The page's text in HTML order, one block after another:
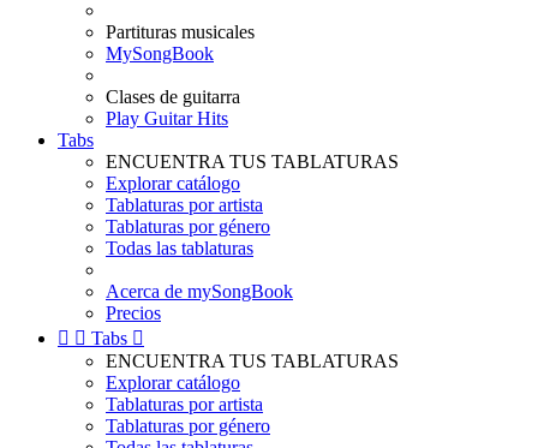
Partituras musicales
MySongBook
Clases de guitarra
Play Guitar Hits
Tabs
ENCUENTRA TUS TABLATURAS
Explorar catálogo
Tablaturas por artista
Tablaturas por género
Todas las tablaturas
Acerca de mySongBook
Precios
  Tabs 
ENCUENTRA TUS TABLATURAS
Explorar catálogo
Tablaturas por artista
Tablaturas por género